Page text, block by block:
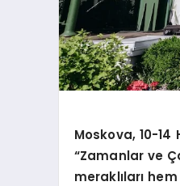
Moskova, 10-
“Zamanlar ve
meraklıları